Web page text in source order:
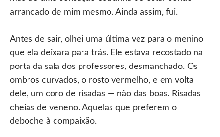
arrancado de mim mesmo. Ainda assim, fui.
Antes de sair, olhei uma última vez para o menino
que ela deixara para trás. Ele estava recostado na
porta da sala dos professores, desmanchado. Os
ombros curvados, o rosto vermelho, e em volta
dele, um coro de risadas — não das boas. Risadas
cheias de veneno. Aquelas que preferem o
deboche à compaixão.